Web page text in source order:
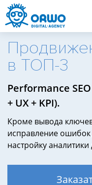
в ТОП-3
Продвижение
сайта
ТОП
Продвижение
сайта
в
ТОП-3
цена
Performance
+ UX + KPI).
Кроме вывода
исправление
настройку
Назад
Назад
Назад
Назад
Назад
Назад
Назад
Назад
Назад
Назад
Назад
Назад
Назад
Назад
Назад
Назад
Назад
Назад
Назад
Назад